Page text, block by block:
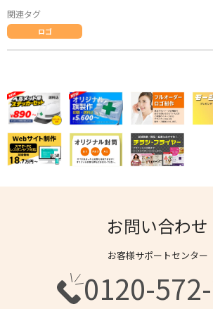
関連タグ
ロゴ
お問い合わせ
お客様サポートセンター
0120-